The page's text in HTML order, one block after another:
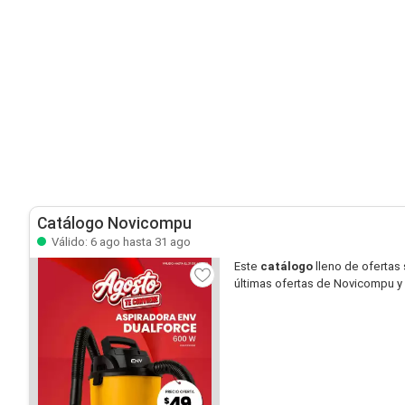
Catálogo Novicompu
Válido: 6 ago hasta 31 ago
Este catálogo lleno de
últimas ofertas de Novicompu